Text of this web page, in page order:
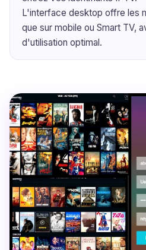
L'interface desktop offre les
que sur mobile ou Smart TV,
d'utilisation optimal.